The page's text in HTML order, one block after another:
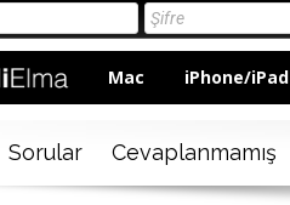
Mac iPhone/iPad
Sorular Cevaplanmamış